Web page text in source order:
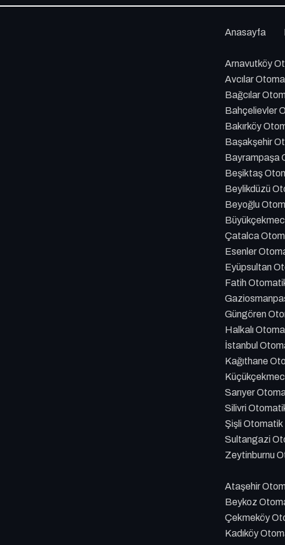
Anasayfa
Arnavutköy
Avcılar
Bağcılar
Bahçelievler
Bakırköy
Başakşehir
Bayrampaşa
Beşiktaş
Beylikdüzü
Beyoğlu
Çatalca
Esenler
Eyüpsultan
Fatih
Güngören
Halkalı
İstanbul
Kağıthane
Sarıyer
Silivri
Şişli Otomatik
Sultangazi
Zeytinburnu
Ataşehir
Beykoz
Çekmeköy
Kadıköy